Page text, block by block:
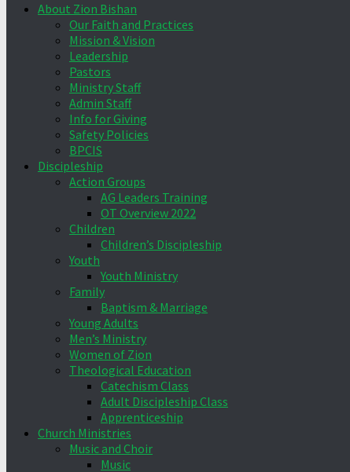
About Zion Bishan
Our Faith and Practices
Mission & Vision
Leadership
Pastors
Ministry Staff
Admin Staff
Info for Giving
Safety Policies
BPCIS
Discipleship
Action Groups
AG Leaders Training
OT Overview 2022
Children
Children’s Discipleship
Youth
Youth Ministry
Family
Baptism & Marriage
Young Adults
Men’s Ministry
Women of Zion
Theological Education
Catechism Class
Adult Discipleship Class
Apprenticeship
Church Ministries
Music and Choir
Music